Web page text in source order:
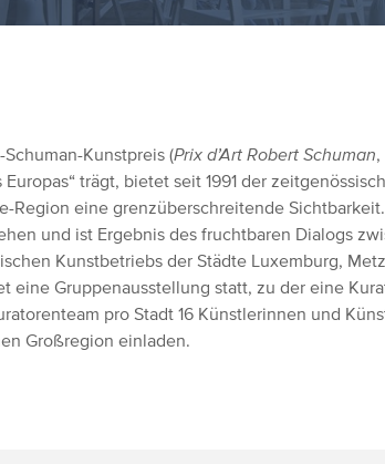
Schuman-Kunstpreis (Prix d’Art Robert Schuman,
Europas“ trägt, bietet seit 1991 der
Region eine grenzüberschreitende
und ist Ergebnis des fruchtbaren Dialogs
Kunstbetriebs der Städte Luxemburg,
eine Gruppenausstellung statt, zu der eine
pro Stadt 16 Künstlerinnen und
Großregion einladen.